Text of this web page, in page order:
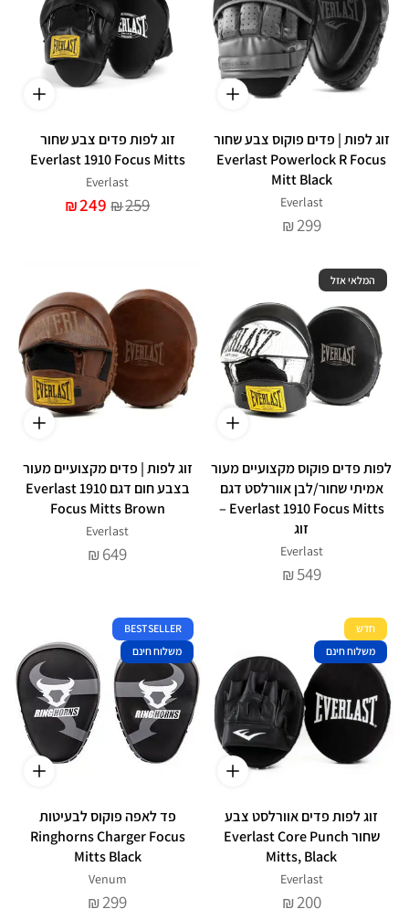
זוג לפות | פדים פוקוס צבע שחור
Everlast Powerlock R Focus
Mitt Black
Everlast
₪299
זוג לפות פדים צבע שחור
Everlast 1910 Focus Mitts
Everlast
₪249 ₪259
המלאי אזל
לפות פדים פוקוס מקצועיים מעור
אמיתי שחור/לבן אוורלסט דגם
Everlast 1910 Focus Mitts –
זוג
Everlast
₪549
זוג לפות | פדים מקצועיים מעור
בצבע חום דגם Everlast 1910
Focus Mitts Brown
Everlast
₪ 649
חדש
משלוח חינם
זוג לפות פדים אוורלסט צבע
שחור Everlast Core Punch
Mitts, Black
Everlast
₪200
BESTSELLER
משלוח חינם
פד לאפה פוקוס לבעיטות
Ringhorns Charger Focus
Mitts Black
Venum
₪299